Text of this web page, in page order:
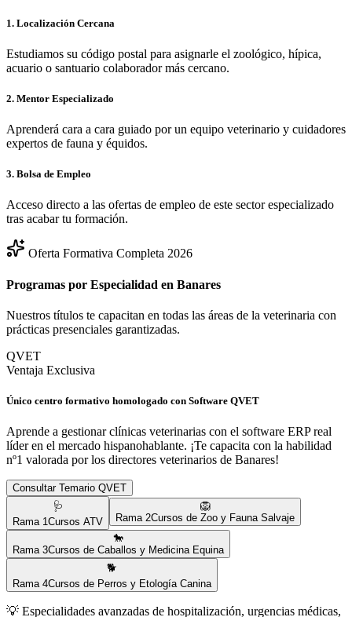
1. Localización Cercana
Estudiamos su código postal para asignarle el zoológico, hípica,
acuario o santuario colaborador más cercano.
2. Mentor Especializado
Aprenderá cara a cara guiado por un equipo veterinario y cuidadores
expertos de fauna y équidos.
3. Bolsa de Empleo
Acceso directo a las ofertas de empleo de este sector especializado
tras acabar tu formación.
Oferta Formativa Completa 2026
Programas por Especialidad en Banares
Nuestros títulos te capacitan en todas las áreas de la veterinaria con
prácticas presenciales garantizadas.
QVET
Ventaja Exclusiva
Único centro formativo homologado con Software QVET
Aprende a gestionar clínicas veterinarias con el software ERP real
líder en el mercado hispanohablante. ¡Te capacita con la habilidad
nº1 valorada por los directores veterinarios de Banares!
Consultar Temario QVET
🩺
Rama 1Cursos ATV
🦁
Rama 2Cursos de Zoo y Fauna Salvaje
🐎
Rama 3Cursos de Caballos y Medicina Equina
🐕
Rama 4Cursos de Perros y Etología Canina
💡 Especialidades avanzadas de hospitalización, urgencias médicas,